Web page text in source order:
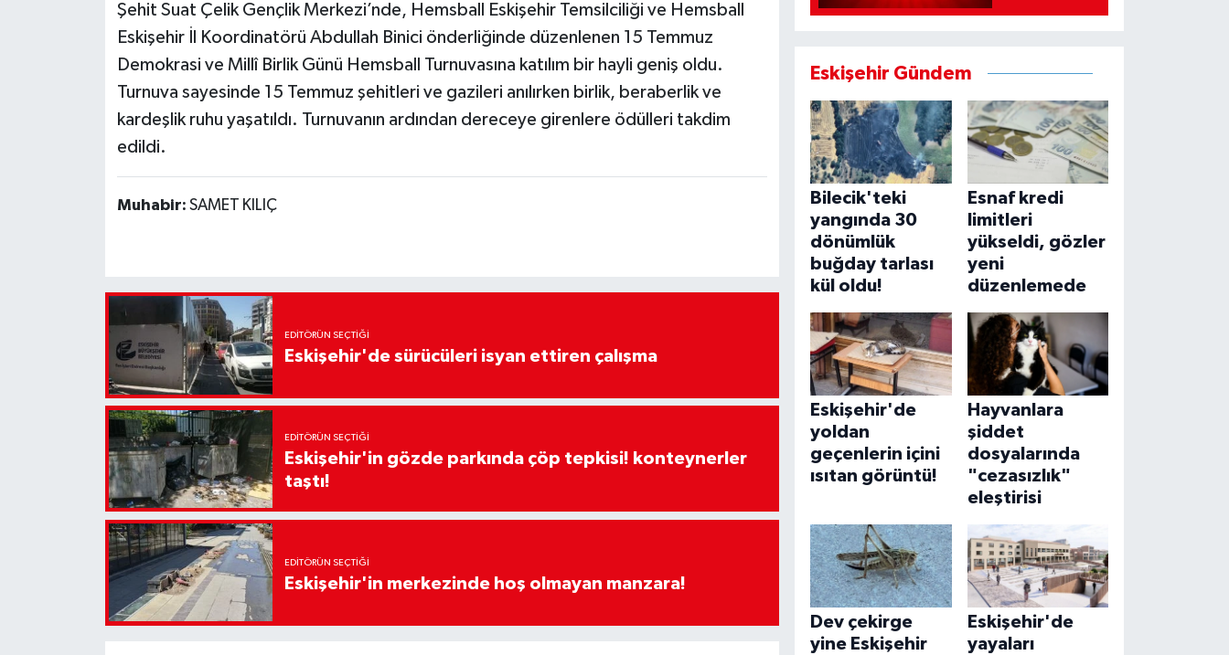
Şehit Suat Çelik Gençlik Merkezi’nde, Hemsball Eskişehir Temsilciliği ve Hemsball
Eskişehir İl Koordinatörü Abdullah Binici önderliğinde düzenlenen 15 Temmuz
Demokrasi ve Millî Birlik Günü Hemsball Turnuvasına katılım bir hayli geniş oldu.
Turnuva sayesinde 15 Temmuz şehitleri ve gazileri anılırken birlik, beraberlik ve
kardeşlik ruhu yaşatıldı. Turnuvanın ardından dereceye girenlere ödülleri takdim
edildi.
Muhabir: SAMET KILIÇ
EDITÖRÜN SEÇTIĞI
Eskişehir'de sürücüleri isyan ettiren çalışma
EDITÖRÜN SEÇTIĞI
Eskişehir'in gözde parkında çöp tepkisi! konteynerler
taştı!
EDITÖRÜN SEÇTIĞI
Eskişehir'in merkezinde hoş olmayan manzara!
Eskişehir Gündem
Bilecik'teki
yangında 30
dönümlük
buğday tarlası
kül oldu!
Esnaf kredi
limitleri
yükseldi, gözler
yeni
düzenlemede
Eskişehir'de
yoldan
geçenlerin içini
ısıtan görüntü!
Hayvanlara
şiddet
dosyalarında
"cezasızlık"
eleştirisi
Dev çekirge
yine Eskişehir
Eskişehir'de
yayaları